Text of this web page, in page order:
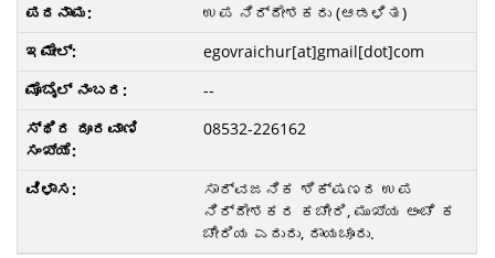
ಉಪ ನಿರ್ದೇಶಕರು (ಆಡಳಿತ)
egovraichur[at]gmail[dot]com
--
08532-226162
ಸಾರ್ವಜನಿಕ ಶಿಕ್ಷಣದ ಉಪ
ನಿರ್ದೇಶಕರ ಕಚೇರಿ, ಮುಖ್ಯ ಅಂಚೆ ಕ
ಚೇರಿಯ ಎದುರು, ರಾಯಚೂರು.